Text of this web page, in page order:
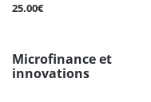
25.00€
Microfinance et
innovations